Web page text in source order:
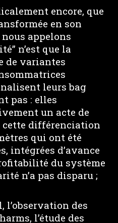
encore, que
en son
appelons
n’est que la
variantes
leurs bag
pas : elles
un acte de
différenciation
qui ont été
intégrées d’avance
du système
n’a pas disparu ;
l’observation des
l’étude des